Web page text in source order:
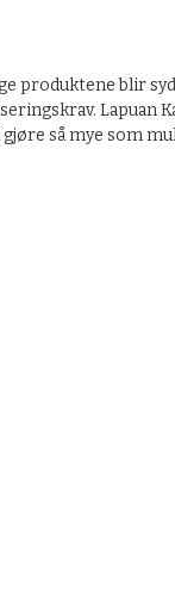
produktene blir
så mye som